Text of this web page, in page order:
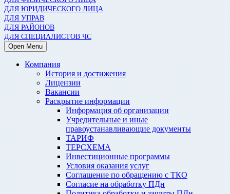
ДЛЯ ЮРИДИЧЕСКОГО ЛИЦА
ДЛЯ УПРАВ
ДЛЯ РАЙОНОВ
ДЛЯ СПЕЦИАЛИСТОВ ЧС
Open Menu
Компания
История и достижения
Лицензии
Вакансии
Раскрытие информации
Информация об организации
Учредительные и иные
правоустанавливающие документы
ТАРИФ
ТЕРСХЕМА
Инвестиционные программы
Условия оказания услуг
Соглашение по обращению с ТКО
Согласие на обработку ПДн